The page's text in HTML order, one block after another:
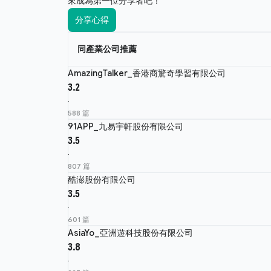
分享心得
同產業公司推薦
AmazingTalker_香港商驚奇學習有限公司
3.2
·
588 篇
91APP_九易宇軒股份有限公司
3.5
·
807 篇
酷澎股份有限公司
3.5
·
601 篇
AsiaYo_亞洲遊科技股份有限公司
3.8
·